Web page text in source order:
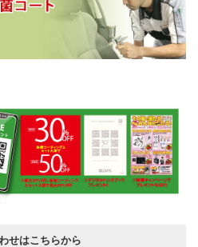
せはこちらから